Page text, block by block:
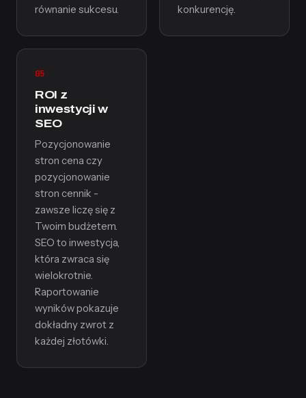
równanie sukcesu.
konkurencję.
05
ROI z
inwestycji w
SEO
Pozycjonowanie
stron cena czy
pozycjonowanie
stron cennik -
zawsze liczę się z
Twoim budżetem.
SEO to inwestycja,
która zwraca się
wielokrotnie.
Raportowanie
wyników pokazuje
dokładny zwrot z
każdej złotówki.